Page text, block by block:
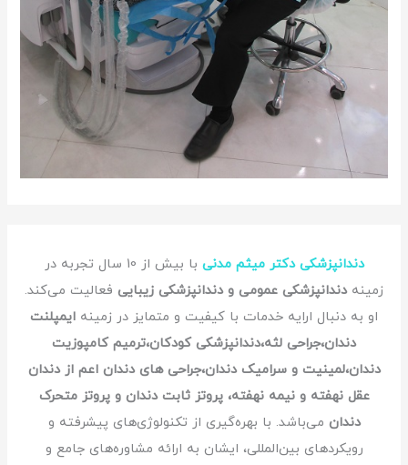
دندانپزشکی دکتر میثم مدنی
با بیش از 10 سال تجربه در
زمینهدندانپزشکی عمومی و دندانپزشکی زیبایی فعالیت می‌کند.
او به دنبال ارایه خدمات با کیفیت و متمایز در زمینه ایمپلنت
دندان،جراحی لثه،دندانپزشکی کودکان،ترمیم کامپوزیت
دندان،لمینیت و سرامیک دندان،جراحی های دندان اعم از دندان
عقل نهفته و نیمه نهفته، پروتز ثابت دندان و پروتز متحرک
دندان می‌باشد. با بهره‌گیری از تکنولوژی‌های پیشرفته و
رویکردهای بین‌المللی، ایشان به ارائه مشاوره‌های جامع و